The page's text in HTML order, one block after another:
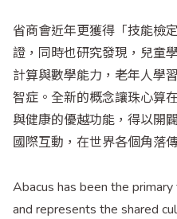
省商會近年更獲得「技能檢
證，同時也研究發現，兒童
計算與數學能力，老年人學
智症。全新的概念讓珠心算
與健康的優越功能，得以開
國際互動，在世界各個角落
Abacus has been the
and represents the shared